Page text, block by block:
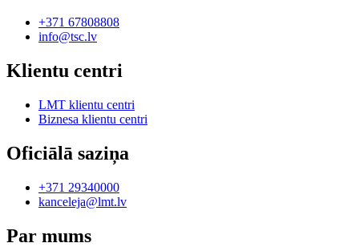
+371 67808808
info@tsc.lv
Klientu centri
LMT klientu centri
Biznesa klientu centri
Oficiālā saziņa
+371 29340000
kanceleja@lmt.lv
Par mums